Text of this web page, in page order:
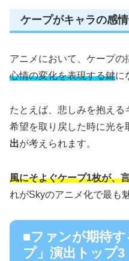
ケープがキャラの感
アニメにおいて、ケープの
心情の変化を表現する鍵に
たとえば、悲しみを抱える
希望を取り戻した時に光を
出が考えられます。
風にそよぐケープ1枚が、
れがSkyのアニメ化で最も
■ファンが期待
プ」演出トップ3